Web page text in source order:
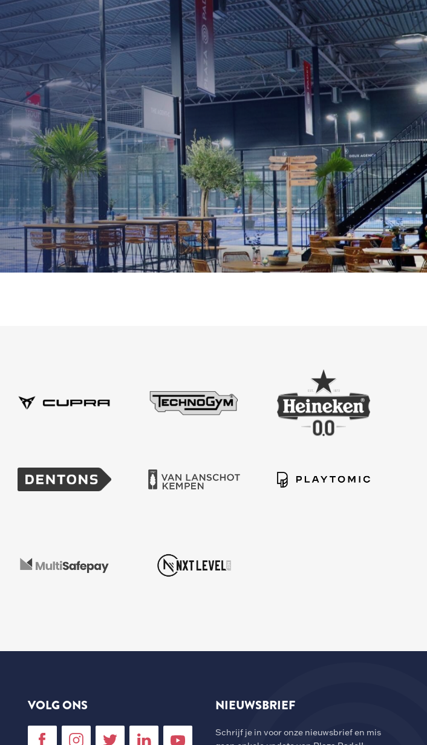
VOLG ONS NIEUWSBRIEF
Schrijf je in voor onze nieuwsbrief en mis